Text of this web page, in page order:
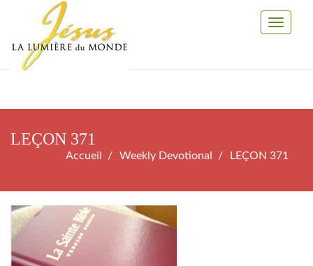
Toggle
LEÇON 371
Accueil Weekly Devotional LEÇON 371